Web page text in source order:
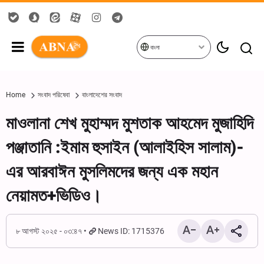
বাংলা
Home সংবাদ পরিষেবা বাংলাদেশের সংবাদ
মাওলানা শেখ মুহাম্মদ মুশতাক আহমেদ মুজাহিদি
পঞ্জাতানি :ইমাম হুসাইন (আলাইহিস সালাম)-
এর আরবাঈন মুসলিমদের জন্য এক মহান
নেয়ামত+ভিডিও।
৮ আগস্ট ২০২৫ - ০৩:৪৭ News ID: 1715376